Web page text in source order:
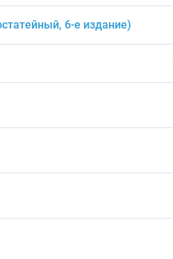
6-е издание)